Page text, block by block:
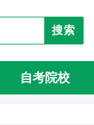
搜索
自考院校